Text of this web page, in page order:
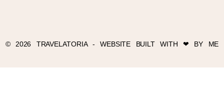
© 2026 TRAVELATORIA - WEBSITE BUILT WITH ❤ BY ME